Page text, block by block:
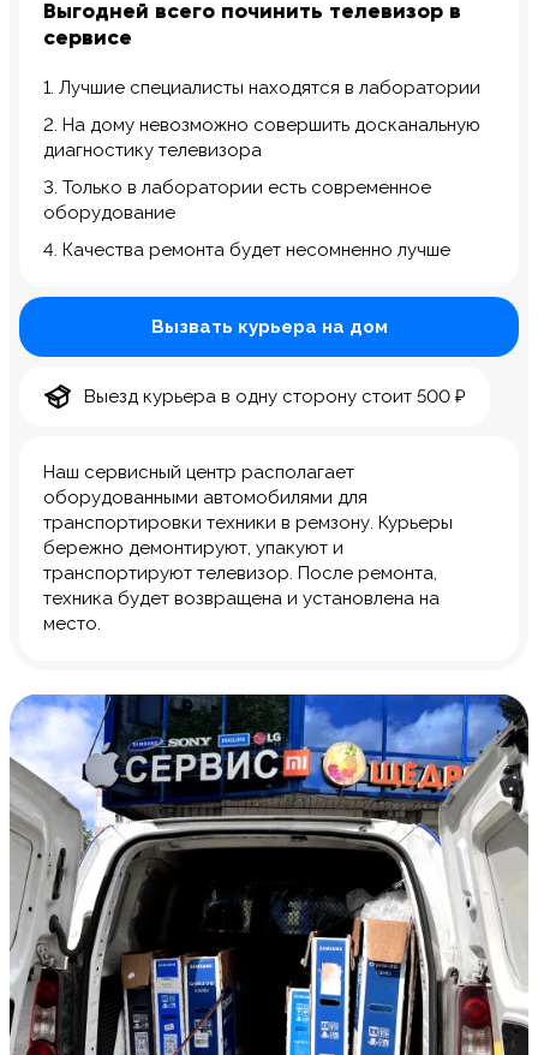
Выгодней всего починить телевизор в
сервисе
1. Лучшие специалисты находятся в лаборатории
2. На дому невозможно совершить досканальную
диагностику телевизора
3. Только в лаборатории есть современное
оборудование
4. Качества ремонта будет несомненно лучше
Наш сервисный центр располагает
оборудованными автомобилями для
транспортировки техники в ремзону. Курьеры
бережно демонтируют, упакуют и
транспортируют телевизор. После ремонта,
техника будет возвращена и установлена на
место.
Вызвать курьера на дом
Выезд курьера в одну сторону стоит 500 ₽